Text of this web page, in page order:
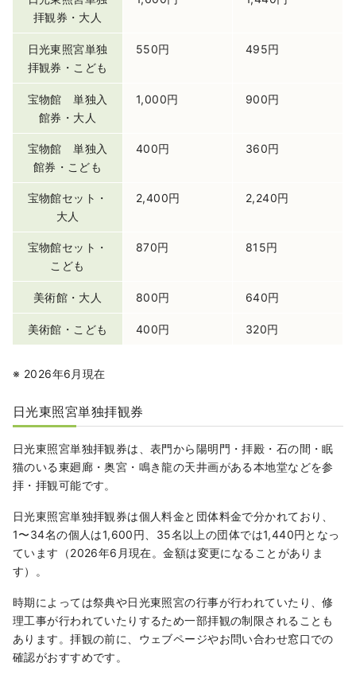
拝観券・大人
日光東照宮単独
拝観券・こども
550円 495円
宝物館 単独入
館券・大人
1,000円 900円
宝物館 単独入
館券・こども
400円 360円
宝物館セット・
大人
2,400円 2,240円
宝物館セット・
こども
870円 815円
美術館・大人 800円 640円
美術館・こども 400円 320円
※ 2026年6月現在
日光東照宮単独拝観券
日光東照宮単独拝観券は、表門から陽明門・拝殿・石の間・眠
猫のいる東廻廊・奥宮・鳴き龍の天井画がある本地堂などを参
拝・拝観可能です。
日光東照宮単独拝観券は個人料金と団体料金で分かれており、
1〜34名の個人は1,600円、35名以上の団体では1,440円となっ
ています（2026年6月現在。金額は変更になることがありま
す）。
時期によっては祭典や日光東照宮の行事が行われていたり、修
理工事が行われていたりするため一部拝観の制限されることも
あります。拝観の前に、ウェブページやお問い合わせ窓口での
確認がおすすめです。